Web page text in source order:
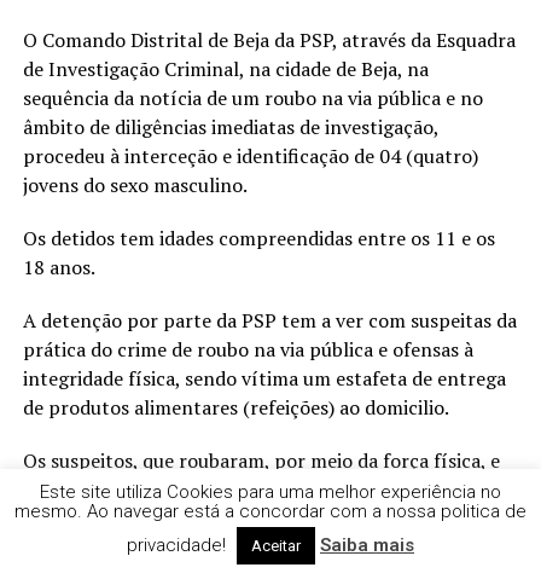
O Comando Distrital de Beja da PSP, através da Esquadra
de Investigação Criminal, na cidade de Beja, na
sequência da notícia de um roubo na via pública e no
âmbito de diligências imediatas de investigação,
procedeu à interceção e identificação de 04 (quatro)
jovens do sexo masculino.
Os detidos tem idades compreendidas entre os 11 e os
18 anos.
A detenção por parte da PSP tem a ver com suspeitas da
prática do crime de roubo na via pública e ofensas à
integridade física, sendo vítima um estafeta de entrega
de produtos alimentares (refeições) ao domicilio.
Os suspeitos, que roubaram, por meio da força física, e
consumiram as refeições que o estafeta transportava,
vão aguardar pelo desenrolar do processo em liberdade.
Este site utiliza Cookies para uma melhor experiência no
mesmo. Ao navegar está a concordar com a nossa politica de
privacidade!
Aceitar Saiba mais